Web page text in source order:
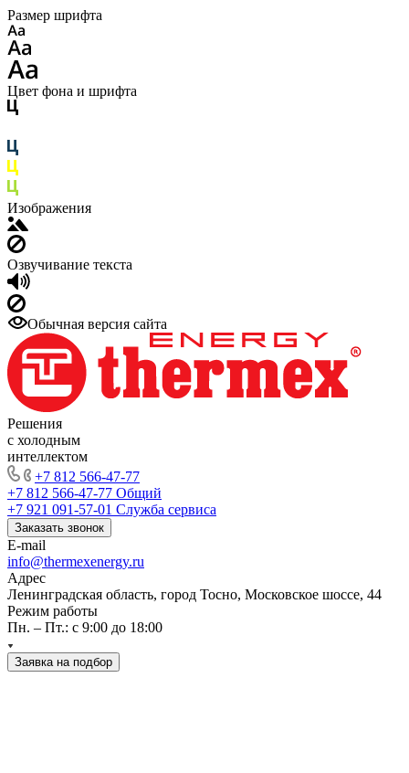
Размер шрифта
Цвет фона и шрифта
Изображения
Озвучивание текста
Обычная версия сайта
Решения
с холодным
интеллектом
+7 812 566-47-77
+7 812 566-47-77 Общий
+7 921 091-57-01 Служба сервиса
Заказать звонок
E-mail
info@thermexenergy.ru
Адрес
Ленинградская область, город Тосно, Московское шоссе, 44
Режим работы
Пн. – Пт.: с 9:00 до 18:00
Заявка на подбор